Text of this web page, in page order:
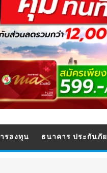
รลงทุน ธนาคาร ประกันภัย